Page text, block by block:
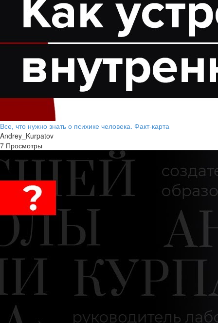
Все, что нужно знать о психике человека. Факт-карта
Andrey_Kurpatov
7 Просмотры